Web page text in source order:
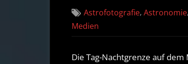
Astrofotografie,Astronomie
Medien
Die Tag-Nachtgrenze auf